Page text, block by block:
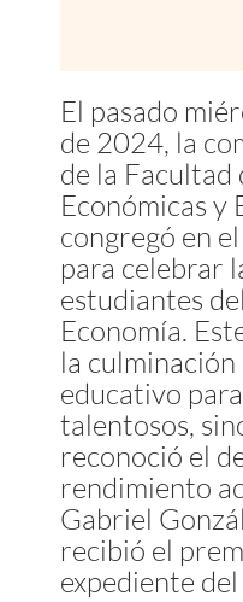
El pasado
de 2024, la
de la Facultad
Económicas y
congregó en
para celebrar
estudiantes
Economía.
la
educativo
talentosos,
reconoció el
rendimiento
Gabriel
recibió el
expediente